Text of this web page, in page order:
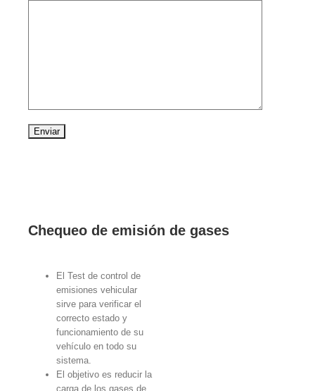
Chequeo de emisión de gases
El Test de control de
emisiones vehicular
sirve para verificar el
correcto estado y
funcionamiento de su
vehículo en todo su
sistema.
El objetivo es reducir la
carga de los gases de